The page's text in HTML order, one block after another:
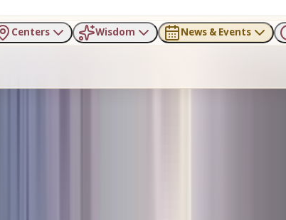
Centers Wisdom News & Events